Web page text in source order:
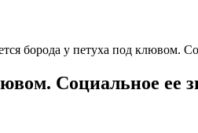
борода у петуха под клювом.
Социальное ее